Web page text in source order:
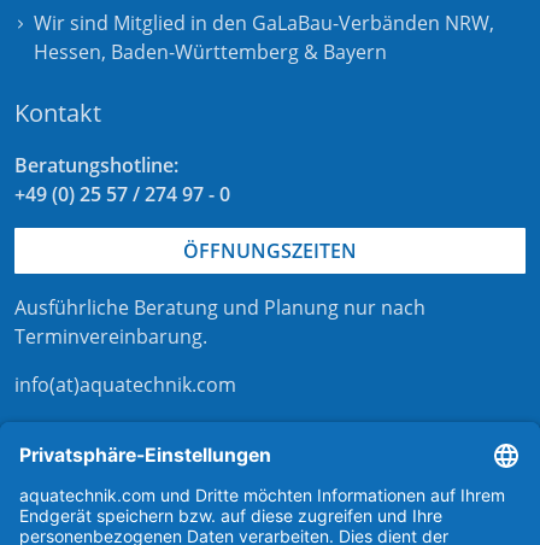
Wir sind Mitglied in den GaLaBau-Verbänden NRW,
Hessen, Baden-Württemberg & Bayern
Kontakt
Beratungshotline:
+49 (0) 25 57 / 274 97 - 0
ÖFFNUNGSZEITEN
Ausführliche Beratung und Planung nur nach
Terminvereinbarung.
info(at)aquatechnik.com
externer Link zu aqua-technik-shop.de
Kontakt zu aquatechnik
Support bei aquatechnik